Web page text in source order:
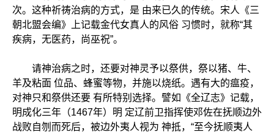
次。这种祈祷治病的方式，是 由来已久的传统。宋人《三
朝北盟会编》上记载金代女真人的风俗 习惯时，就称“其
疾病，无医药，尚巫祝”。
请神治病之时，还要对神灵予以祭供，祭以猪、牛、
羊及粘面 位品、蜂蜜等物，并施以烧纸。遇有大的瘟疫，
对神只和祭供还要 有所特别选择。譬如《全辽志》记载，
明成化三年（1467年）明 定辽前卫指挥使邓佐在抚顺边外
战败自刎而死后，被边外夷人视为 神抵，“至今抚顺夷人